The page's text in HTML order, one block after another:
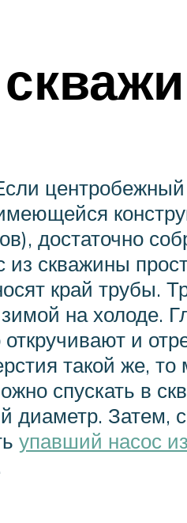
достаточно
скважины
край трубы.
на холоде.
и
такой же,
спускать в
диаметр. Затем,
упавший насос